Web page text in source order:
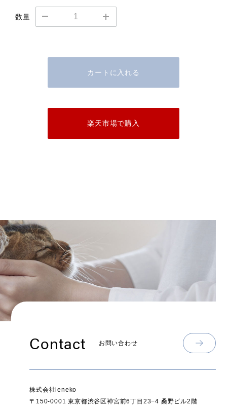
数量
カートに入れる
楽天市場で購入
Contact お問い合わせ
株式会社ieneko
〒150-0001 東京都渋谷区神宮前6丁目23−4 桑野ビル2階